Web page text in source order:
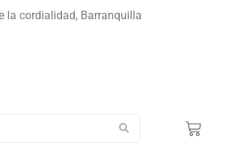
la cordialidad, Barranquilla